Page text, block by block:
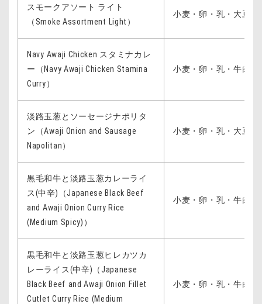
When your child views allergy information, please
スモークアソート ライト
（Smoke Assortment Light）
小麦・卵・乳・大豆・
Navy Awaji Chicken スタミナカレ
ー（Navy Awaji Chicken Stamina
Curry）
小麦・卵・乳・牛肉
淡路玉葱とソーセージナポリタ
ン（Awaji Onion and Sausage
Napolitan）
小麦・卵・乳・大豆・
黒毛和牛と淡路玉葱カレーライ
ス(中辛)（Japanese Black Beef
and Awaji Onion Curry Rice
(Medium Spicy)）
小麦・卵・乳・牛肉
黒毛和牛と淡路玉葱ヒレカツカ
レーライス(中辛)（Japanese
Black Beef and Awaji Onion Fillet
Cutlet Curry Rice (Medium
小麦・卵・乳・牛肉